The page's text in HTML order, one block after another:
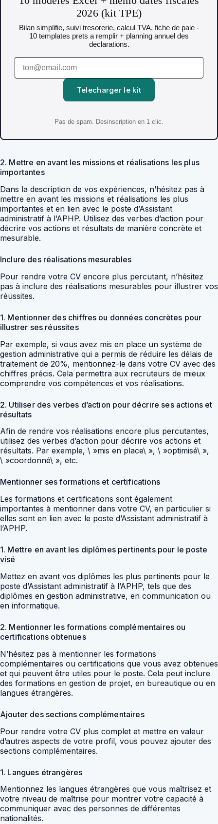
2026 (kit TPE)
Bilan simplifie, suivi tresorerie, calcul TVA, fiche de paie -
10 templates prets a remplir + planning annuel des
declarations.
Telecharger le kit
Pas de spam. Desinscription en 1 clic.
2. Mettre en avant les missions et réalisations les plus
importantes
Dans la description de vos expériences, n’hésitez pas à
mettre en avant les missions et réalisations les plus
importantes et en lien avec le poste d’Assistant
administratif à l’APHP. Utilisez des verbes d’action pour
décrire vos actions et résultats de manière concrète et
mesurable.
Inclure des réalisations mesurables
Pour rendre votre CV encore plus percutant, n’hésitez
pas à inclure des réalisations mesurables pour illustrer vos
réussites.
1. Mentionner des chiffres ou données concrètes pour
illustrer ses réussites
Par exemple, si vous avez mis en place un système de
gestion administrative qui a permis de réduire les délais de
traitement de 20%, mentionnez-le dans votre CV avec des
chiffres précis. Cela permettra aux recruteurs de mieux
comprendre vos compétences et vos réalisations.
2. Utiliser des verbes d’action pour décrire ses actions et
résultats
Afin de rendre vos réalisations encore plus percutantes,
utilisez des verbes d’action pour décrire vos actions et
résultats. Par exemple, \ »mis en place\ », \ »optimisé\ »,
\ »coordonné\ », etc.
Mentionner ses formations et certifications
Les formations et certifications sont également
importantes à mentionner dans votre CV, en particulier si
elles sont en lien avec le poste d’Assistant administratif à
l’APHP.
1. Mettre en avant les diplômes pertinents pour le poste
visé
Mettez en avant vos diplômes les plus pertinents pour le
poste d’Assistant administratif à l’APHP, tels que des
diplômes en gestion administrative, en communication ou
en informatique.
2. Mentionner les formations complémentaires ou
certifications obtenues
N’hésitez pas à mentionner les formations
complémentaires ou certifications que vous avez obtenues
et qui peuvent être utiles pour le poste. Cela peut inclure
des formations en gestion de projet, en bureautique ou en
langues étrangères.
Ajouter des sections complémentaires
Pour rendre votre CV plus complet et mettre en valeur
d’autres aspects de votre profil, vous pouvez ajouter des
sections complémentaires.
1. Langues étrangères
Mentionnez les langues étrangères que vous maîtrisez et
votre niveau de maîtrise pour montrer votre capacité à
communiquer avec des personnes de différentes
nationalités.